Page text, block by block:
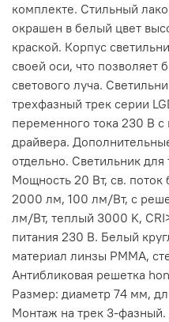
комплекте. Стильный
окрашен в белый цвет
краской. Корпус
своей оси, что позволяет
светового луча.
трехфазный трек серии
переменного тока 230 В
драйвера.
отдельно. Светильник
Мощность 20 Вт, св.
2000 лм, 100 лм/Вт, с
лм/Вт, теплый 3000 K,
питания 230 В. Белый
материал линзы PMMA,
Антибликовая решетка
Размер: диаметр 74 мм,
Монтаж на трек 3-